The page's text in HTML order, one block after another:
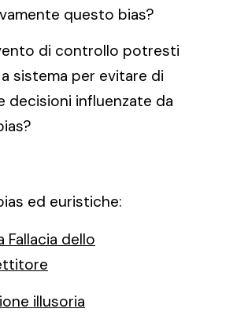
questo bias?
di controllo potresti
sistema per evitare di
decisioni influenzate da
ed euristiche:
Fallacia dello
illusoria